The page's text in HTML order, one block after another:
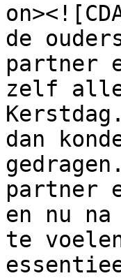
de
partner
zelf
dan
partner
en nu
te